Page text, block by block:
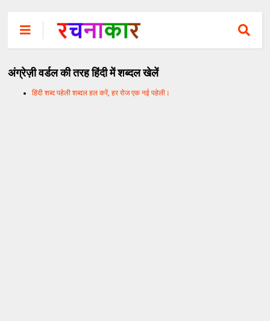
अंग्रेज़ी वर्डल की तरह हिंदी में शब्दल खेलें
हिंदी शब्द पहेली शब्दल हल करें, हर रोज एक नई पहेली।